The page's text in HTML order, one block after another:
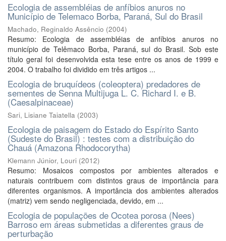
Ecologia de assembléias de anfíbios anuros no
Município de Telemaco Borba, Paraná, Sul do Brasil
Machado, Reginaldo Assêncio (2004)
Resumo: Ecologia de assembléias de anfíbios anuros no
município de Telêmaco Borba, Paraná, sul do Brasil. Sob este
título geral foi desenvolvida esta tese entre os anos de 1999 e
2004. O trabalho foi dividido em três artigos ...
Ecologia de bruquídeos (coleoptera) predadores de
sementes de Senna Multijuga L. C. Richard I. e B.
(Caesalpinaceae)
Sari, Lisiane Taiatella (2003)
Ecologia de paisagem do Estado do Espírito Santo
(Sudeste do Brasil) : testes com a distribuição do
Chauá (Amazona Rhodocorytha)
Klemann Júnior, Louri (2012)
Resumo: Mosaicos compostos por ambientes alterados e
naturais contribuem com distintos graus de importância para
diferentes organismos. A importância dos ambientes alterados
(matriz) vem sendo negligenciada, devido, em ...
Ecologia de populações de Ocotea porosa (Nees)
Barroso em áreas submetidas a diferentes graus de
perturbação